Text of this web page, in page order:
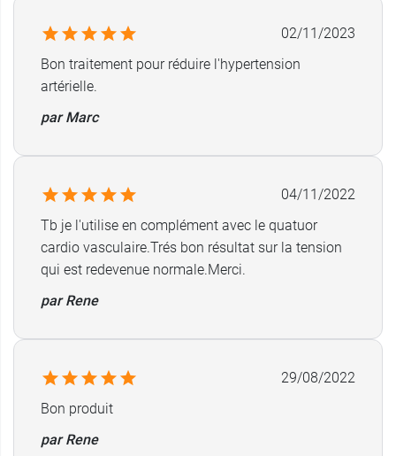
02/11/2023
Bon traitement pour réduire l'hypertension
artérielle.
par Marc
04/11/2022
Tb je l'utilise en complément avec le quatuor
cardio vasculaire.Trés bon résultat sur la tension
qui est redevenue normale.Merci.
par Rene
29/08/2022
Bon produit
par Rene